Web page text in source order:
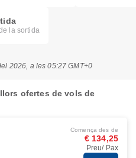
la sortida
2026, a les 05:27 GMT+0
ofertes de vols de
Comença des de
€ 134,25
Preu/ Pax